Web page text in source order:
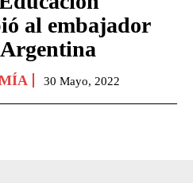
al embajador
30 Mayo, 2022